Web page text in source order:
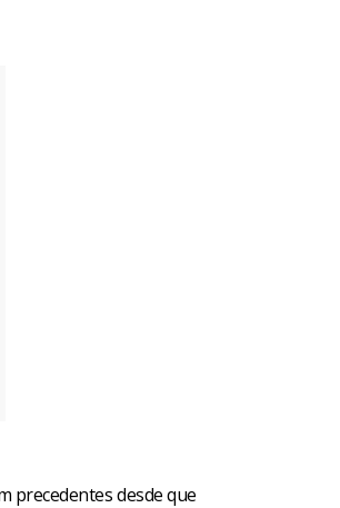
precedentes desde que